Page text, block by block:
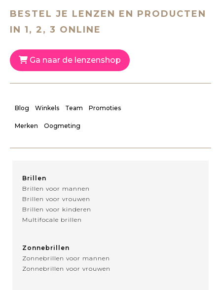
BESTEL JE LENZEN EN PRODUCTEN
IN 1, 2, 3 ONLINE
Ga naar de lenzenshop
Blog Winkels Team Promoties
Merken Oogmeting
Brillen
Brillen voor mannen
Brillen voor vrouwen
Brillen voor kinderen
Multifocale brillen
Zonnebrillen
Zonnebrillen voor mannen
Zonnebrillen voor vrouwen